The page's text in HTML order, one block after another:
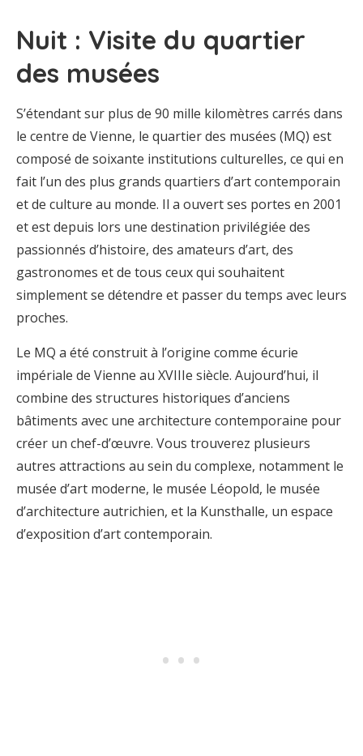
Nuit : Visite du quartier
des musées
S’étendant sur plus de 90 mille kilomètres carrés dans
le centre de Vienne, le quartier des musées (MQ) est
composé de soixante institutions culturelles, ce qui en
fait l’un des plus grands quartiers d’art contemporain
et de culture au monde. Il a ouvert ses portes en 2001
et est depuis lors une destination privilégiée des
passionnés d’histoire, des amateurs d’art, des
gastronomes et de tous ceux qui souhaitent
simplement se détendre et passer du temps avec leurs
proches.
Le MQ a été construit à l’origine comme écurie
impériale de Vienne au XVIIIe siècle. Aujourd’hui, il
combine des structures historiques d’anciens
bâtiments avec une architecture contemporaine pour
créer un chef-d’œuvre. Vous trouverez plusieurs
autres attractions au sein du complexe, notamment le
musée d’art moderne, le musée Léopold, le musée
d’architecture autrichien, et la Kunsthalle, un espace
d’exposition d’art contemporain.